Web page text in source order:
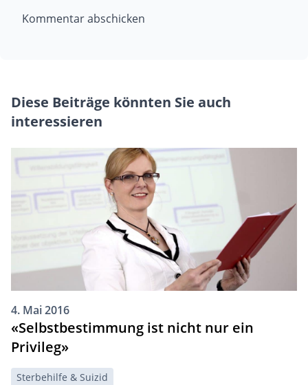
Diese Beiträge könnten Sie auch
interessieren
4. Mai 2016
«Selbstbestimmung ist nicht nur ein
Privileg»
Sterbehilfe & Suizid